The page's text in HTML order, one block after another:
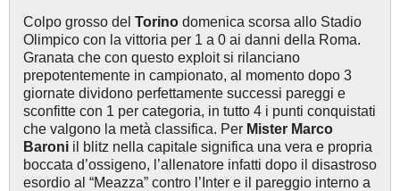
Colpo grosso del Torino domenica scorsa allo Stadio
Olimpico con la vittoria per 1 a 0 ai danni della Roma.
Granata che con questo exploit si rilanciano
prepotentemente in campionato, al momento dopo 3
giornate dividono perfettamente successi pareggi e
sconfitte con 1 per categoria, in tutto 4 i punti conquistati
che valgono la metà classifica. Per Mister Marco
Baroni il blitz nella capitale significa una vera e propria
boccata d’ossigeno, l’allenatore infatti dopo il disastroso
esordio al “Meazza” contro l’Inter e il pareggio interno a